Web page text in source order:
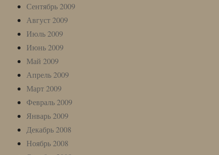
Сентябрь 2009
Август 2009
Июль 2009
Июнь 2009
Май 2009
Апрель 2009
Март 2009
Февраль 2009
Январь 2009
Декабрь 2008
Ноябрь 2008